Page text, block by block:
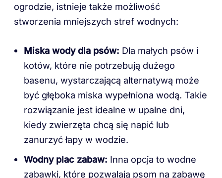
ogrodzie, istnieje także możliwość
stworzenia mniejszych stref wodnych:
Miska wody dla psów: Dla małych psów i
kotów, które nie potrzebują dużego
basenu, wystarczającą alternatywą może
być głęboka miska wypełniona wodą. Takie
rozwiązanie jest idealne w upalne dni,
kiedy zwierzęta chcą się napić lub
zanurzyć łapy w wodzie.
Wodny plac zabaw: Inna opcja to wodne
zabawki, które pozwalają psom na zabawę